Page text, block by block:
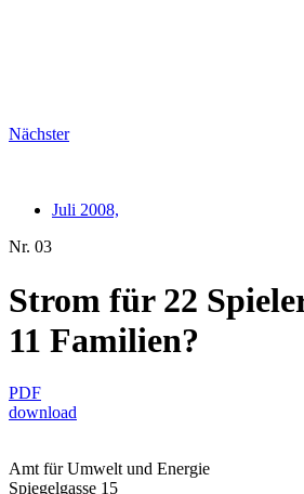
Nächster
Juli 2008,
Nr. 03
Strom für 22
11 Familien?
PDF
download
Amt für Umwelt und Energie
Spiegelgasse 15